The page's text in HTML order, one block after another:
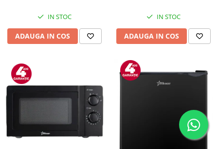
IN STOC
ADAUGA IN COS
IN STOC
ADAUGA IN COS